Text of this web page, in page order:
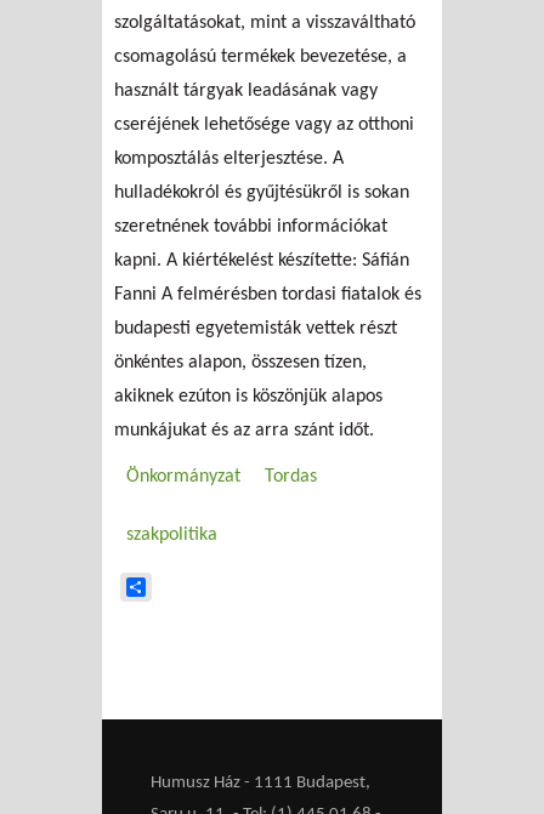
szolgáltatásokat, mint a visszaváltható
csomagolású termékek bevezetése, a
használt tárgyak leadásának vagy
cseréjének lehetősége vagy az otthoni
komposztálás elterjesztése. A
hulladékokról és gyűjtésükről is sokan
szeretnének további információkat
kapni. A kiértékelést készítette: Sáfián
Fanni A felmérésben tordasi fiatalok és
budapesti egyetemisták vettek részt
önkéntes alapon, összesen tízen,
akiknek ezúton is köszönjük alapos
munkájukat és az arra szánt időt.
Önkormányzat Tordas
szakpolitika
Humusz Ház - 1111 Budapest,